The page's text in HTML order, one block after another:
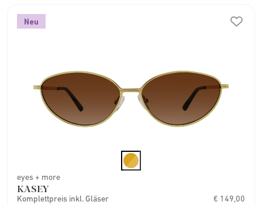
Neu
eyes + more
KASEY
Komplettpreis inkl. Gläser € 149,00